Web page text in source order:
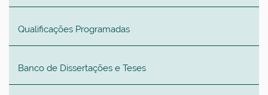
Qualificações Programadas
Banco de Dissertações e Teses